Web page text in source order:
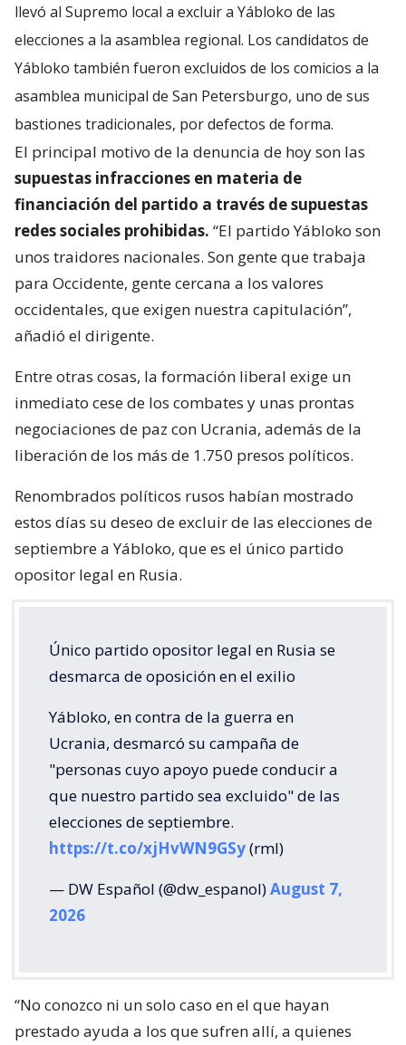
llevó al Supremo local a excluir a Yábloko de las
elecciones a la asamblea regional. Los candidatos de
Yábloko también fueron excluidos de los comicios a la
asamblea municipal de San Petersburgo, uno de sus
bastiones tradicionales, por defectos de forma.
El principal motivo de la denuncia de hoy son las
supuestas infracciones en materia de
financiación del partido a través de supuestas
redes sociales prohibidas. “El partido Yábloko son
unos traidores nacionales. Son gente que trabaja
para Occidente, gente cercana a los valores
occidentales, que exigen nuestra capitulación”,
añadió el dirigente.
Entre otras cosas, la formación liberal exige un
inmediato cese de los combates y unas prontas
negociaciones de paz con Ucrania, además de la
liberación de los más de 1.750 presos políticos.
Renombrados políticos rusos habían mostrado
estos días su deseo de excluir de las elecciones de
septiembre a Yábloko, que es el único partido
opositor legal en Rusia.
Único partido opositor legal en Rusia se
desmarca de oposición en el exilio
Yábloko, en contra de la guerra en
Ucrania, desmarcó su campaña de
"personas cuyo apoyo puede conducir a
que nuestro partido sea excluido" de las
elecciones de septiembre.
https://t.co/xjHvWN9GSy(rml)
— DW Español (@dw_espanol)August 7,
2026
“No conozco ni un solo caso en el que hayan
prestado ayuda a los que sufren allí, a quienes